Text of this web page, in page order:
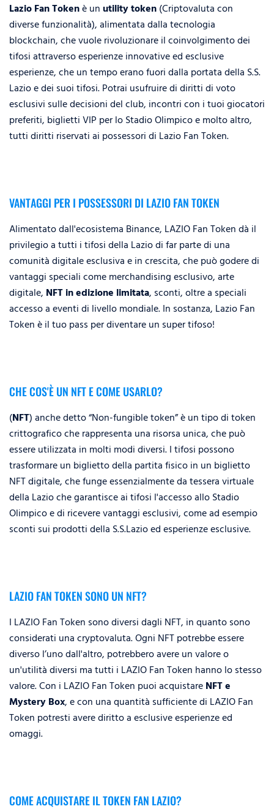
Lazio Fan Tokenè unutility token(Criptovaluta con
diverse funzionalità), alimentata dalla tecnologia
blockchain, che vuole rivoluzionare il coinvolgimento dei
tifosi attraverso esperienze innovative ed esclusive
esperienze, che un tempo erano fuori dalla portata della S.S.
Lazio e dei suoi tifosi. Potrai usufruire di diritti di voto
esclusivi sulle decisioni del club, incontri con i tuoi giocatori
preferiti, biglietti VIP per lo Stadio Olimpico e molto altro⁠,
tutti diritti riservati ai possessori di Lazio Fan Token.
VANTAGGI PER I POSSESSORI DI LAZIO FAN TOKEN
Alimentato dall'ecosistema Binance, LAZIO Fan Token dà il
privilegio a tutti i tifosi della Lazio di far parte di una
comunità digitale esclusiva e in crescita, che può godere di
vantaggi speciali come merchandising esclusivo, arte
digitale, NFT in edizione limitata, sconti, oltre a speciali
accesso a eventi di livello mondiale. In sostanza, Lazio Fan
Token è il tuo pass per diventare un super tifoso!
CHE COS'È UN NFT E COME USARLO?
(NFT) anche detto “Non-fungible token” è un tipo di token
crittografico che rappresenta una risorsa unica, che può
essere utilizzata in molti modi diversi. I tifosi possono
trasformare un biglietto della partita fisico in un biglietto
NFT digitale⁠, che funge essenzialmente da tessera virtuale
della Lazio che garantisce ai tifosi l'accesso allo Stadio
Olimpico e di ricevere vantaggi esclusivi, come ad esempio
sconti sui prodotti della S.S.Lazio ed esperienze esclusive.
LAZIO FAN TOKEN SONO UN NFT?
I LAZIO Fan Token sono diversi dagli NFT, in quanto sono
considerati una cryptovaluta. Ogni NFT potrebbe essere
diverso l’uno dall'altro, potrebbero avere un valore o
un'utilità diversi ma tutti i LAZIO Fan Token hanno lo stesso
valore. Con i LAZIO Fan Token puoi acquistareNFT e
Mystery Box, e con una quantità sufficiente di LAZIO Fan
Token potresti avere diritto a esclusive esperienze ed
omaggi.
COME ACQUISTARE IL TOKEN FAN LAZIO?